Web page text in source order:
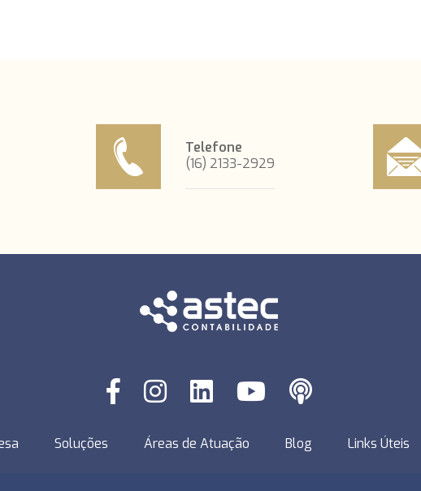
Telefone
(16) 2133-2929
Soluções Áreas de Atuação Blog Links Úteis